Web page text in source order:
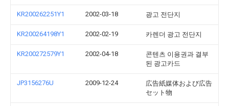
KR200262251Y1 2002-03-18 광고 전단지
KR200264198Y1 2002-02-19 카렌더 광고 전단지
KR200272579Y1 2002-04-18
콘텐츠 이용권과 결부
된 광고카드
JP3156276U 2009-12-24
広告紙媒体および広告
セット物